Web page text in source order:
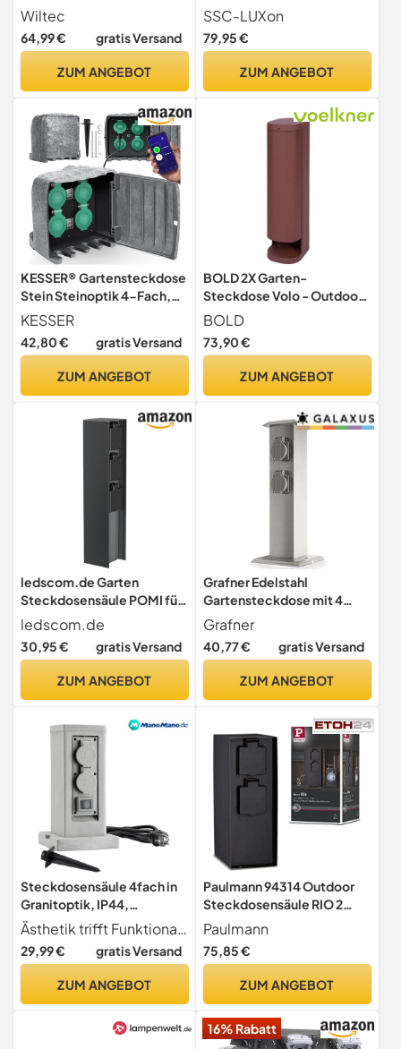
Steckdosensäule mit IP44
für Außenbereich mit 2
Steckdosen
Wiltec
64,99 € gratis Versand
ZUM ANGEBOT
schwarz IP44 Edelstahl -
Außensteckdose mit 2
Steckdosen & G9 Fassung -
Terrasse
SSC-LUXon
79,95 €
ZUM ANGEBOT
KESSER® Gartensteckdose
Stein Steinoptik 4-Fach,
Außensteckdose
wasserdicht IP44,
Mehrfachsteckdose
mit Dämmerungssensor, 3m
Montageset (Grau)
KESSER
42,80 € gratis Versand
ZUM ANGEBOT
BOLD 2X Garten-
Steckdose Volo - Outdoor
Steckdosensäule IP44
Rostfarben
BOLD
73,90 €
ZUM ANGEBOT
ledscom.de Garten
Steckdosensäule POMI für
außen, IP44, 3-fach,
Edelstahl, anthrazit, eckig,
33 cm
ledscom.de
30,95 € gratis Versand
ZUM ANGEBOT
Grafner Edelstahl
Gartensteckdose mit 4
Steckdosen, IP54, eckig,
Klarlack-Beschichtung,
Energiesäule
Outdoor Metall
Grafner
40,77 € gratis Versand
ZUM ANGEBOT
Steckdosensäule 4fach in
Granitoptik, IP44,
Außensteckdose mit zwei
Schaltern und 1,5m Kabel
Ästhetik trifft Funktionalität Elegante Granitoptik, perfekt für jede Gartengestaltung, verbindet Schönheit mit Praxis.
29,99 € gratis Versand
ZUM ANGEBOT
Paulmann 94314 Outdoor
Steckdosensäule RIO 2
fach max. 3,650 Watt
Zeitschaltuhr
Außenbeleuchtung
Gartenbeleuchtung
Paulmann
75,85 €
ZUM ANGEBOT
16% Rabatt